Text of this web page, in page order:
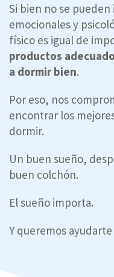
Si bien no se
emocionales y
físico es igual de
productos
a dormir bien.
Por eso, nos
encontrar los
dormir.
Un buen sueño,
buen colchón.
El sueño importa.
Y queremos